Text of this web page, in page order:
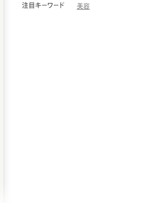
美容